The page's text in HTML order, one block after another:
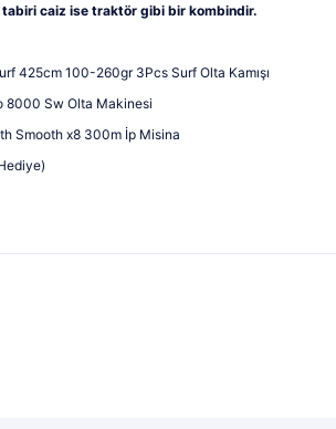
caiz ise traktör gibi bir kombindir.
425cm 100-260gr 3Pcs Surf Olta Kamışı
8000 Sw Olta Makinesi
Smooth x8 300m İp Misina